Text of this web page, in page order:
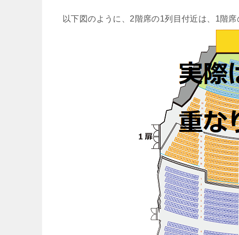
以下図のように、2階席の1列目付近は、1階